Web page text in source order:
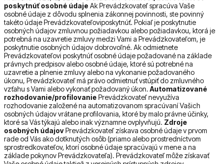
poskytnúť osobné údaje Ak Prevádzkovateľ spracúva Vaše
osobné údaje z dôvodu splnenia zákonnej povinnosti, ste povinný
takéto údaje Prevádzkovateľoviposkytnúť. Pokiaľ je poskytnutie
osobných údajov zmluvnou požiadavkou alebo požiadavkou, ktorá je
potrebná na uzavretie zmluvy medzi Vami a Prevádzkovateľom, je
poskytnutie osobných údajov dobrovoľné. Ak odmietnete
Prevádzkovateľovi poskytnúť osobné údaje požadované na základe
právnych predpisov alebo osobné údaje, ktoré sú potrebné na
uzavretie a plnenie zmluvy alebo na vykonanie požadovaného
úkonu, Prevádzkovateľ má právo odmietnuť vstúpiť do zmluvného
vzťahu s Vami alebo vykonať požadovaný úkon. Automatizované
rozhodovanie/profilovanie Prevádzkovateľ nevyužíva
rozhodovanie založené na automatizovanom spracúvaní Vašich
osobných údajov vrátane profilovania, ktoré by malo právne účinky,
ktoré sa Vás týkajú alebo inak významne ovplyvňujú. Zdroje
osobných údajovPrevádzkovateľ získava osobné údaje v prvom
rade od Vás ako dotknutých osôb (priamo alebo prostredníctvom
sprostredkovateľov, ktorí osobné údaje spracúvajú v mene a na
základe pokynov Prevádzkovateľa). Prevádzkovateľ môže získavať